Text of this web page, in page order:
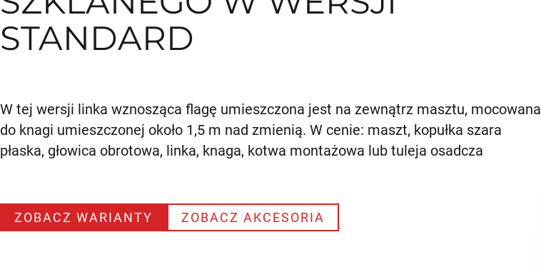
STANDARD
W tej wersji linka wznosząca flagę umieszczona jest na zewnątrz masztu, mocowana
do knagi umieszczonej około 1,5 m nad zmienią. W cenie: maszt, kopułka szara
płaska, głowica obrotowa, linka, knaga, kotwa montażowa lub tuleja osadcza
ZOBACZ WARIANTY ZOBACZ AKCESORIA